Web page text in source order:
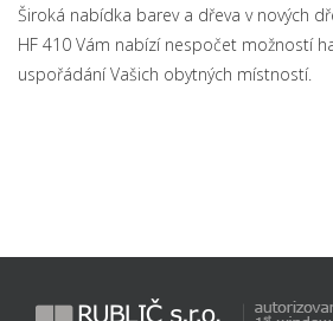
Široká nabídka barev a dřeva v nových
HF 410 Vám nabízí nespočet možností
uspořádání Vašich obytných místností.